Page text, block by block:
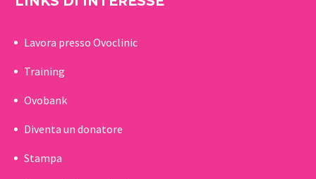
Lavora presso Ovoclinic
Training
Ovobank
Diventa un donatore
Stampa